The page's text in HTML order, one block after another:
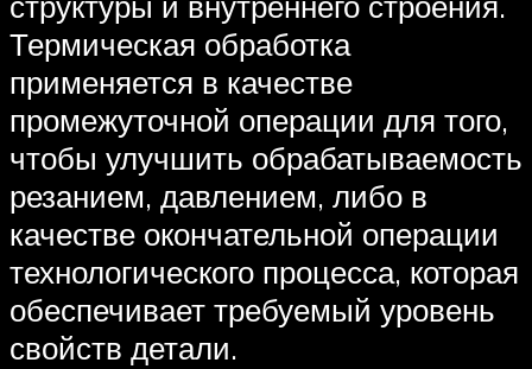
Термическая обработка
применяется в качестве
промежуточной операции для того,
чтобы улучшить обрабатываемость
резанием, давлением, либо в
качестве окончательной операции
технологического процесса, которая
обеспечивает требуемый уровень
свойств детали.